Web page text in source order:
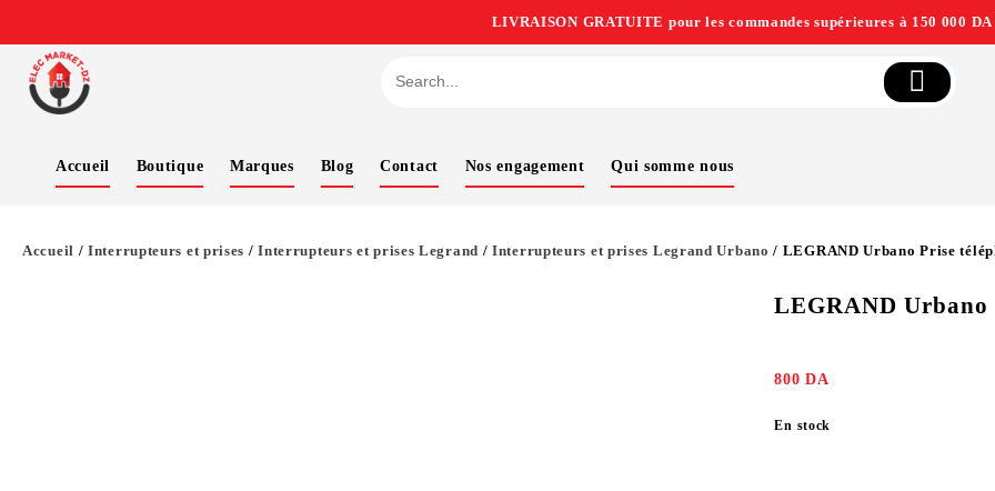
LIVRAISON GRATUITE pour les commandes supérieures à 150 000 DA
Accueil Boutique Marques Blog Contact Nos engagement Qui somme nous
Accueil /Interrupteurs et prises /Interrupteurs et prises Legrand /Interrupteurs et prises Legrand Urbano / LEGRAND Urbano Prise
LEGRAND Urbano
800DA
En stock